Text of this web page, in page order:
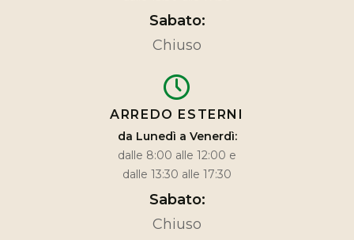
Sabato:
Chiuso
ARREDO ESTERNI
da Lunedì a Venerdì:
dalle 8:00 alle 12:00 e
dalle 13:30 alle 17:30
Sabato:
Chiuso